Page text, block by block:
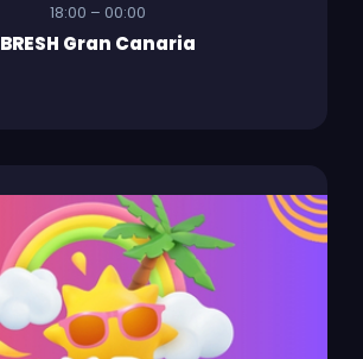
18:00 – 00:00
BRESH Gran Canaria